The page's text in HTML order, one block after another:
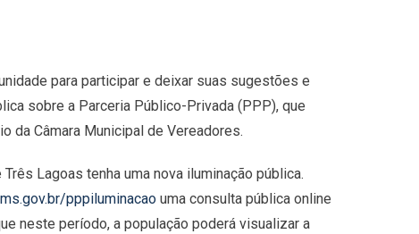
para participar e deixar suas sugestões e
sobre a Parceria Público-Privada (PPP), que
da Câmara Municipal de Vereadores.
Lagoas tenha uma nova iluminação pública.
pppiluminacao uma consulta pública online
neste período, a população poderá visualizar a